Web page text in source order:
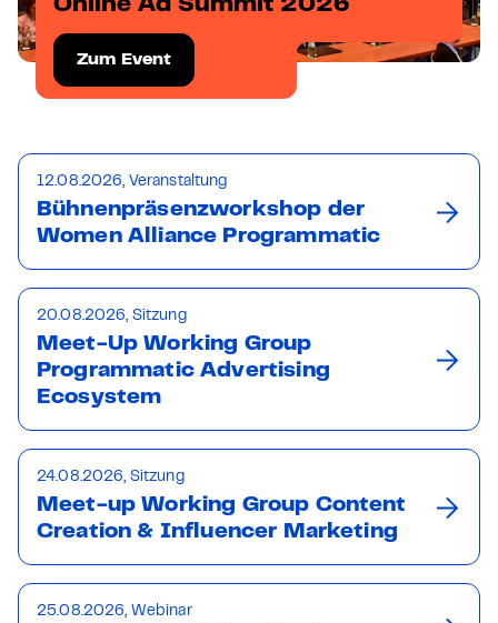
Online Ad Summit 2026
Zum Event
12.08.2026, Veranstaltung
Bühnenpräsenzworkshop der
Women Alliance Programmatic
20.08.2026, Sitzung
Meet-Up Working Group
Programmatic Advertising
Ecosystem
24.08.2026, Sitzung
Meet-up Working Group Content
Creation & Influencer Marketing
25.08.2026, Webinar